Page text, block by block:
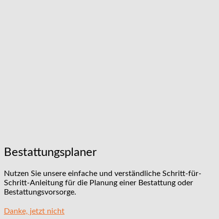
Bestattungsplaner
Nutzen Sie unsere einfache und verständliche Schritt-für-
Schritt-Anleitung für die Planung einer Bestattung oder
Bestattungsvorsorge.
Danke, jetzt nicht